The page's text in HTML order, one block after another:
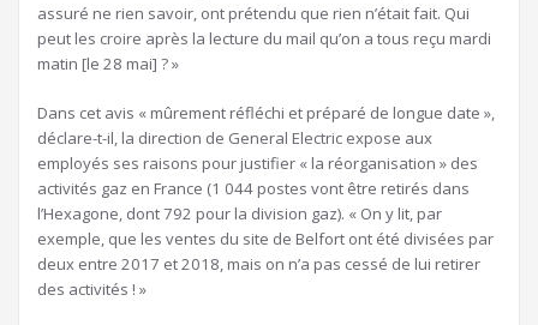
assuré ne rien savoir, ont prétendu que rien n’était fait. Qui
peut les croire après la lecture du mail qu’on a tous reçu mardi
matin [le 28 mai] ? »
Dans cet avis « mûrement réfléchi et préparé de longue date »,
déclare-t-il, la direction de General Electric expose aux
employés ses raisons pour justifier « la réorganisation » des
activités gaz en France (1 044 postes vont être retirés dans
l’Hexagone, dont 792 pour la division gaz). « On y lit, par
exemple, que les ventes du site de Belfort ont été divisées par
deux entre 2017 et 2018, mais on n’a pas cessé de lui retirer
des activités ! »